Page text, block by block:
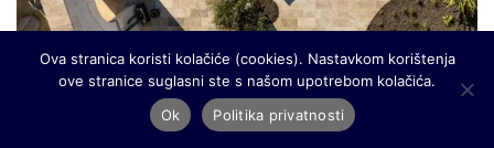
Ova stranica koristi kolačiće (cookies). Nastavkom korištenja
ove stranice suglasni ste s našom upotrebom kolačića.
Ok
Politika privatnosti